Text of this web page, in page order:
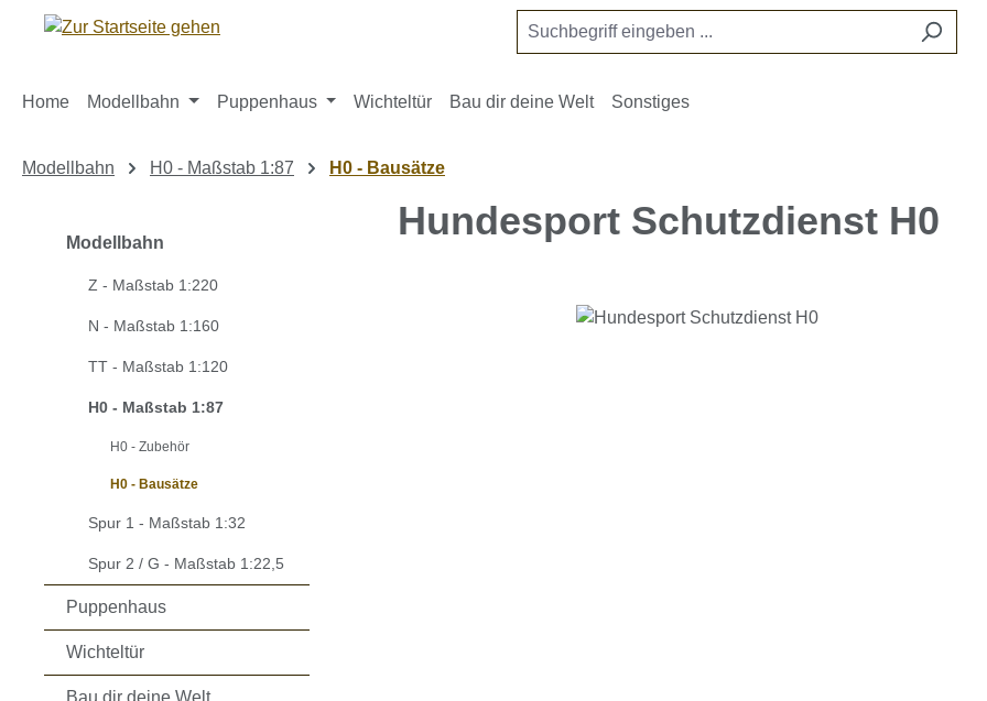
Hauptinhalt springen
Zur Suche springen
Zur Hauptnavigation springen
Home Modellbahn Puppenhaus Wichteltür Bau dir deine Welt Sonstiges
Modellbahn H0 - Maßstab 1:87 H0 - Bausätze
Modellbahn
Z - Maßstab 1:220
N - Maßstab 1:160
TT - Maßstab 1:120
H0 - Maßstab 1:87
H0 - Zubehör
H0 - Bausätze
Spur 1 - Maßstab 1:32
Spur 2 / G - Maßstab 1:22,5
Puppenhaus
Wichteltür
Bau dir deine Welt
Hundesport Schutzdienst H0
Bildergalerie überspringen